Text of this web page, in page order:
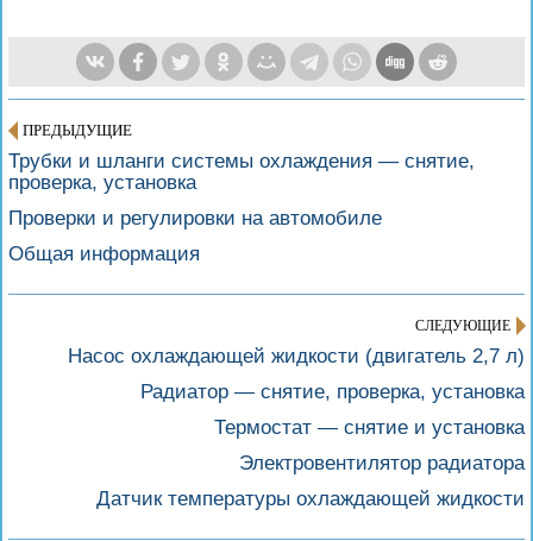
ПРЕДЫДУЩИЕ
Трубки и шланги системы охлаждения — снятие,
проверка, установка
Проверки и регулировки на автомобиле
Общая информация
СЛЕДУЮЩИЕ
Насос охлаждающей жидкости (двигатель 2,7 л)
Радиатор — снятие, проверка, установка
Термостат — снятие и установка
Электровентилятор радиатора
Датчик температуры охлаждающей жидкости